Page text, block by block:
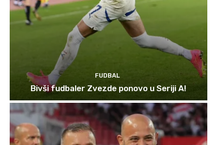
FUDBAL
Bivši fudbaler Zvezde ponovo u Seriji A!